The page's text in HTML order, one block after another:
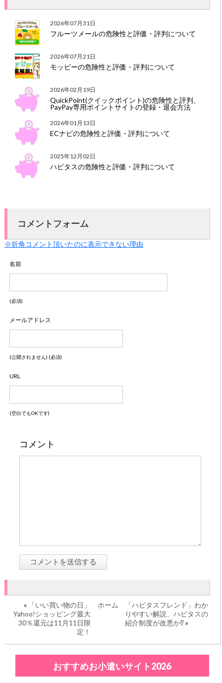
2026年07月31日
フルーツメールの危険性と評価・評判について
2026年07月21日
モッピーの危険性と評価・評判について
2026年02月19日
QuickPoint(クイックポイント)の危険性と評判、
PayPay専用ポイントサイトの登録・退会方法
2026年01月13日
ECナビの危険性と評価・評判について
2025年12月02日
ハピタスの危険性と評価・評判について
コメントフォーム
※折角コメント頂いたのに表示できない理由
名前
(必須)
メールアドレス
(公開されません) (必須)
URL
(空白でもOKです)
コメント
«
「いい買い物の日」
Yahoo!ショッピング最大
30％還元は11月11日限
定！
ホーム
「ハピタスフレンド」わか
りやすい解説、ハピタスの
紹介制度が改悪か⁉»
おすすめお小遣いサイト2026